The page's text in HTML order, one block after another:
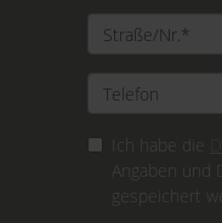
Ich habe die
Angaben
gespeichert